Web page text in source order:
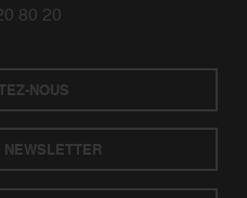
80 20
NOUS